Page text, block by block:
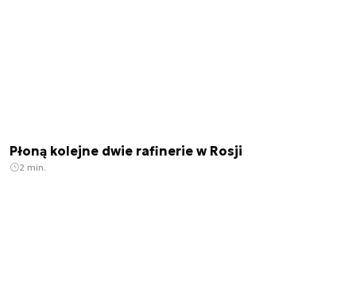
Płoną kolejne dwie rafinerie w Rosji
2 min.